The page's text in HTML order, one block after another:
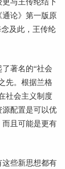
论》第一版原
及此，王传纶
著名的“社会
先。根据兰格
社会主义制度
配置是可以优
且可能是更有
这些新思想都有